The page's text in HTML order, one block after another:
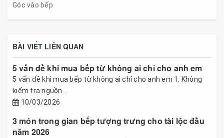
Góc vào bếp
BÀI VIẾT LIÊN QUAN
5 vấn đề khi mua bếp từ không ai chỉ cho anh em
5 vấn đề khi mua bếp từ không ai chỉ cho anh em 1. Không
kiểm tra nguồn...
10/03/2026
3 món trong gian bếp tượng trưng cho tài lộc đầu
năm 2026